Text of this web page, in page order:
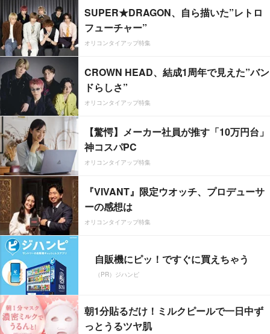
SUPER★DRAGON、自ら描いた”レトロ
フューチャー”
オリコンタイアップ特集
CROWN HEAD、結成1周年で見えた”バン
ドらしさ”
オリコンタイアップ特集
【驚愕】メーカー社員が推す「10万円台」
神コスパPC
オリコンタイアップ特集
『VIVANT』限定ウオッチ、プロデューサ
ーの感想は
オリコンタイアップ特集
自販機にピッ！ですぐに買えちゃう
（PR）ジハンピ
朝1分貼るだけ！ミルクピールで一日中ず
っとうるツヤ肌